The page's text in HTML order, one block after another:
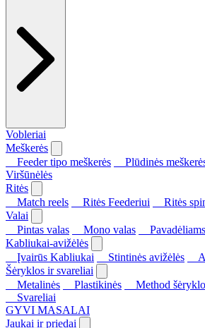
Vobleriai
Meškerės
Feeder tipo meškerės
Plūdinės
Viršūnėlės
Ritės
Match reels
Ritės Feederiui
Ritės
Valai
Pintas valas
Mono valas Pavadėliams
Kabliukai-avižėlės
Įvairūs Kabliukai
Stintinės avižėlės
Šėryklos ir svareliai
Metalinės
Plastikinės Method
Svareliai
GYVI MASALAI
Jaukai ir priedai